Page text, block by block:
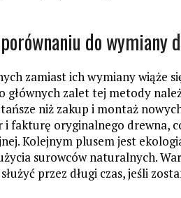
do wymiany
zamiast ich wymiany wiąże
głównych zalet tej metody
niż zakup i montaż
fakturę oryginalnego drewna,
Kolejnym plusem jest
surowców naturalnych.
przez długi czas, jeśli